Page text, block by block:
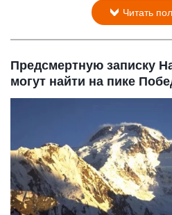
Читать
Предсмертную записку
могут найти на пике